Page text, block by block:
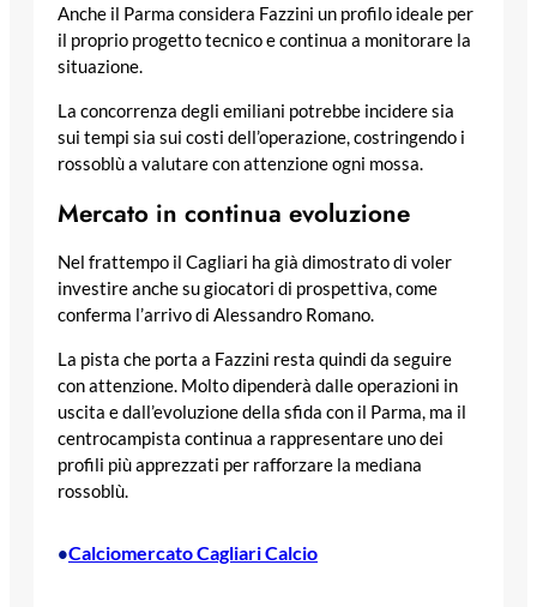
Anche il Parma considera Fazzini un profilo ideale per
il proprio progetto tecnico e continua a monitorare la
situazione.
La concorrenza degli emiliani potrebbe incidere sia
sui tempi sia sui costi dell’operazione, costringendo i
rossoblù a valutare con attenzione ogni mossa.
Mercato in continua evoluzione
Nel frattempo il Cagliari ha già dimostrato di voler
investire anche su giocatori di prospettiva, come
conferma l’arrivo di Alessandro Romano.
La pista che porta a Fazzini resta quindi da seguire
con attenzione. Molto dipenderà dalle operazioni in
uscita e dall’evoluzione della sfida con il Parma, ma il
centrocampista continua a rappresentare uno dei
profili più apprezzati per rafforzare la mediana
rossoblù.
•Calciomercato Cagliari Calcio